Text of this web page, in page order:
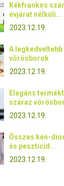
Kékfrankos
évjárat nélküli...
2023.12.19.
A
vörösborok
2023.12.19.
Elegáns
száraz
2023.12.19.
Összes kén-
és peszticid...
2023.12.19.